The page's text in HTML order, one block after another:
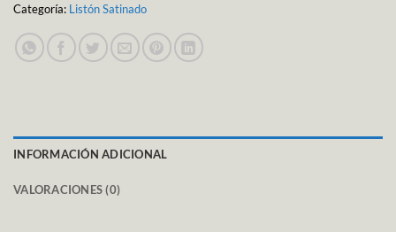
Categoría: Listón Satinado
INFORMACIÓN ADICIONAL
VALORACIONES (0)